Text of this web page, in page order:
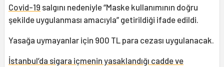
Covid-19 salgını nedeniyle “Maske kullanımının doğru
şekilde uygulanması amacıyla” getirildiği ifade edildi.
Yasağa uymayanlar için 900 TL para cezası uygulanacak.
İstanbul’da sigara içmenin yasaklandığı cadde ve